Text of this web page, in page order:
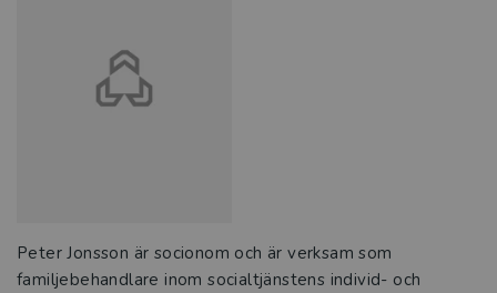
Peter Jonsson är socionom och är verksam som
familjebehandlare inom socialtjänstens individ- och